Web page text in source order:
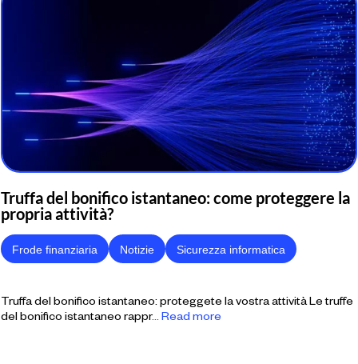
Truffa del bonifico istantaneo: come proteggere la
propria attività?
Frode finanziaria Notizie Sicurezza informatica
Truffa del bonifico istantaneo: proteggete la vostra attività Le truffe
del bonifico istantaneo rappr... Read more